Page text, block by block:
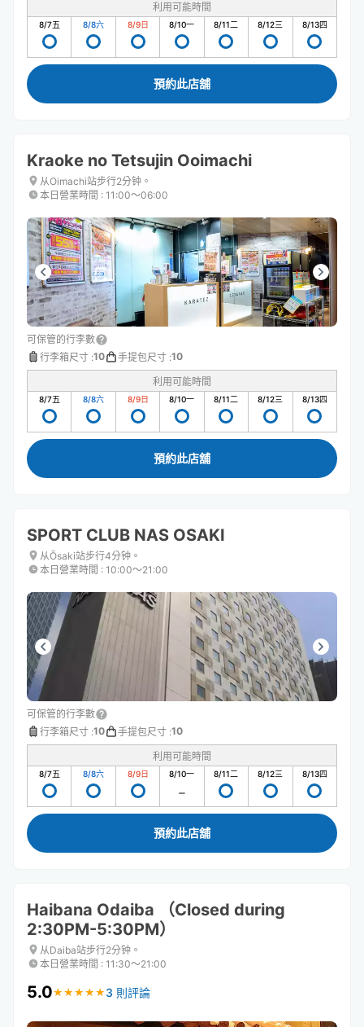
利用可能時間
8/7五 8/8六 8/9日 8/10一 8/11二 8/12三 8/13四
預約此店舖
Kraoke no Tetsujin Ooimachi
从Oimachi站步行2分钟。
本日營業時間 : 11:00〜06:00
可保管的行李數
行李箱尺寸 :10 手提包尺寸 :10
利用可能時間
8/7五 8/8六 8/9日 8/10一 8/11二 8/12三 8/13四
預約此店舖
SPORT CLUB NAS OSAKI
从Ōsaki站步行4分钟。
本日營業時間 : 10:00〜21:00
可保管的行李數
行李箱尺寸 :10 手提包尺寸 :10
利用可能時間
8/7五 8/8六 8/9日 8/10一 8/11二 8/12三 8/13四
預約此店舖
Haibana Odaiba （Closed during
2:30PM-5:30PM）
从Daiba站步行2分钟。
本日營業時間 : 11:30〜21:00
5.0★ ★ ★ ★ ★
★ ★ ★ ★ ★ 3 則評論